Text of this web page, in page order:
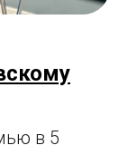
в 5